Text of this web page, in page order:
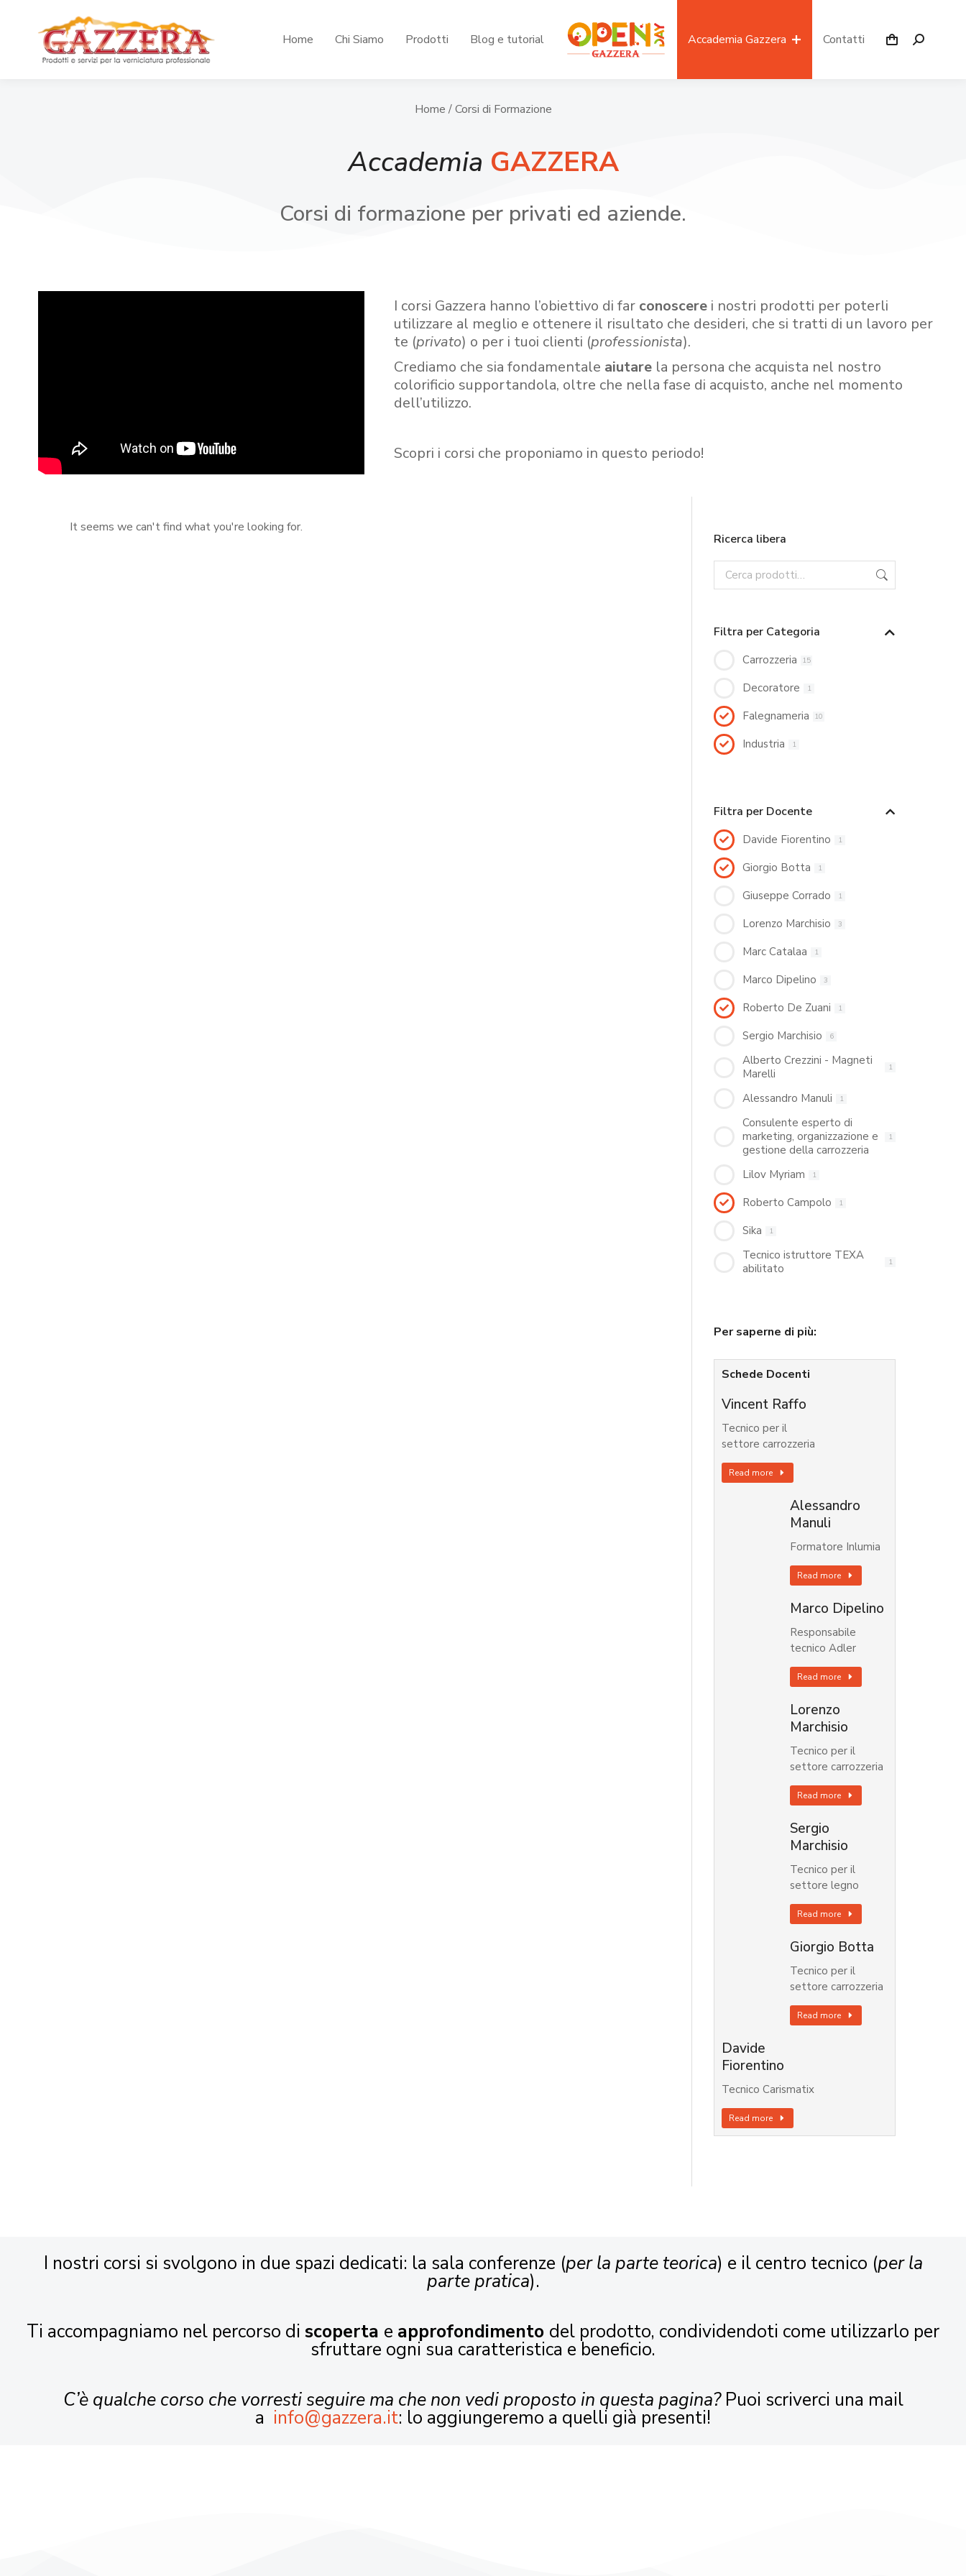
Home Chi Siamo Prodotti Blog e tutorial Accademia Gazzera Contatti
Home / Corsi di Formazione
Accademia GAZZERA
Corsi di formazione per privati ed aziende.
I corsi Gazzera hanno l’obiettivo di far conoscerei nostri prodotti per poterli
utilizzare al meglio e ottenere il risultato che desideri, che si tratti di un lavoro per
te (privato) o per i tuoi clienti (professionista).
Crediamo che sia fondamentale aiutare la persona che acquista nel nostro
colorificio supportandola, oltre che nella fase di acquisto, anche nel momento
dell’utilizzo.
Scopri i corsi che proponiamo in questo periodo!
It seems we can't find what you're looking for.
Ricerca libera
Filtra per Categoria
Carrozzeria 15
Decoratore 1
Falegnameria 10
Industria 1
Filtra per Docente
Davide Fiorentino 1
Giorgio Botta 1
Giuseppe Corrado 1
Lorenzo Marchisio 3
Marc Catalaa 1
Marco Dipelino 3
Roberto De Zuani 1
Sergio Marchisio 6
Alberto Crezzini - Magneti
Marelli
1
Alessandro Manuli 1
Consulente esperto di
marketing, organizzazione e
gestione della carrozzeria
1
Lilov Myriam 1
Roberto Campolo 1
Sika 1
Tecnico istruttore TEXA
abilitato
1
Per saperne di più:
Schede Docenti
Vincent Raffo
Tecnico per il
settore carrozzeria
Read more
Alessandro
Manuli
Formatore Inlumia
Read more
Marco Dipelino
Responsabile
tecnico Adler
Read more
Lorenzo
Marchisio
Tecnico per il
settore carrozzeria
Read more
Sergio
Marchisio
Tecnico per il
settore legno
Read more
Giorgio Botta
Tecnico per il
settore carrozzeria
Read more
Davide
Fiorentino
Tecnico Carismatix
Read more
I nostri corsi si svolgono in due spazi dedicati: la sala conferenze (per la parte teorica) e il centro tecnico (per la
parte pratica).
Ti accompagniamo nel percorso di scoperta e approfondimento del prodotto, condividendoti come utilizzarlo per
sfruttare ogni sua caratteristica e beneficio.
C’è qualche corso che vorresti seguire ma che non vedi proposto in questa pagina?Puoi scriverci una mail
a info@gazzera.it: lo aggiungeremo a quelli già presenti!